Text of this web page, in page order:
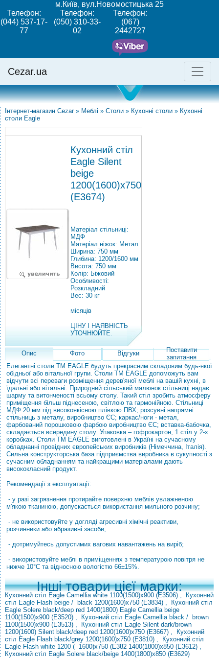
м.Київ, вул.Новомостицька 25
Телефон:
(044) 537-17-
77
Телефон:
(050) 310-33-
02
Телефон:
(067)
2442727
Cezar.ua
Інтернет-магазин Cezar » Меблі » Столи » Кухонні столи » Кухонні
столи Eagle
Кухонний стіл
Eagle Silent
beige
1200(1600)х750
(E3674)
Матеріал стільниці:
МДФ
Матеріал ніжок: Метал
Ширина: 750 мм
Глибина: 1200/1600 мм
Висота: 750 мм
Колір: Біжовий
Особливості:
Розкладний
Вес: 30 кг
місяців
ЦІНУ І НАЯВНІСТЬ
УТОЧНЮЙТЕ.
Опис Фото Відгуки
Поставити
запитання
Елегантні столи ТМ EAGLE будуть прекрасним складовим будь-якої
обідньої або вітальної групи. Столи ТМ EAGLE допоможуть вам
відчути всі переваги розміщення дерев'яної меблі на вашій кухні, в
їдальні або вітальні. Природний сільський малюнок стільниці надає
шарму та витонченості всьому столу. Такий стіл зробить атмосферу
приміщення більш піднесеною, світлою та гармонійною. Стільниці
МДФ 20 мм під високоякісною плівкою ПВХ; розсувні напрямні
стільниць з металу, виробництво ЄС; каркас/ноги - метал,
фарбований порошковою фарбою виробництво ЄС; вставка-бабочка,
складається всередину столу. Упаковка – гофрокартон, 1 стіл у 2-х
коробках. Столи ТМ EAGLE виготовлені в Україні на сучасному
обладнанні провідних європейських виробників (Німеччина, Італія).
Сильна конструкторська база підприємства виробника в сукупності з
сучасним обладнанням та найкращими матеріалами дають
висококласний продукт.
Рекомендації з експлуатації:
- у разі загрязнення протирайте поверхню меблів увлажненою
м'якою тканиною, допускається використання мильного розчину;
- не використовуйте у догляді агресивні хімічні реактиви,
розчинники або абразивні засоби;
- дотримуйтесь допустимих вагових навантажень на виріб;
- використовуйте меблі в приміщеннях з температурою повітря не
нижче 10°С та відносною вологістю 66±15%.
Інші товари цієї марки:
Кухонний стіл Eagle Camellia white 1100(1500)х900 (E3506) , Кухонний
стіл Eagle Flash beige / black 1200(1600)х750 (E3834) , Кухонний стіл
Eagle Solere black/deep red 1400(1800) Eagle Camellia beige
1100(1500)х900 (E3520) , Кухонний стіл Eagle Camellia black /
brown
1100(1500)х900 (E3513) , Кухонний стіл Eagle Silent dark/brown
1200(1600) Silent black/deep red 1200(1600)х750 (E3667) ,
Кухонний
стіл Eagle Flash black/grey 1200(1600)х750 (E3810) ,
Кухонний стіл
Eagle Flash white 1200 ( 1600)х750 (E382 1400(1800)х850 (E3612) ,
Кухонний стіл Eagle Solere black/beige 1400(1800)х850 (E3629)